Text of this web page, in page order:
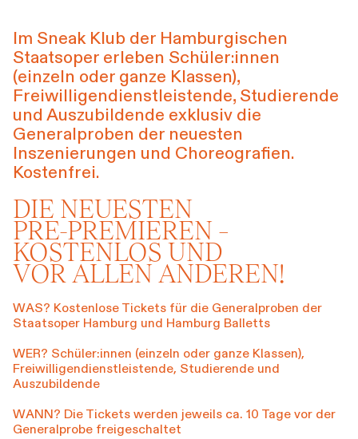
Im Sneak Klub der Hamburgischen
Staatsoper erleben Schüler:innen
(einzeln oder ganze Klassen),
Freiwilligendienstleistende, Studierende
und Auszubildende exklusiv die
Generalproben der neuesten
Inszenierungen und Choreografien.
Kostenfrei.
DIE NEUESTEN
PRE-PREMIEREN –
KOSTENLOS UND
VOR ALLEN ANDEREN!
WAS? Kostenlose Tickets für die Generalproben der
Staatsoper Hamburg und Hamburg Balletts
WER? Schüler:innen (einzeln oder ganze Klassen),
Freiwilligendienstleistende, Studierende und
Auszubildende
WANN? Die Tickets werden jeweils ca. 10 Tage vor der
Generalprobe freigeschaltet